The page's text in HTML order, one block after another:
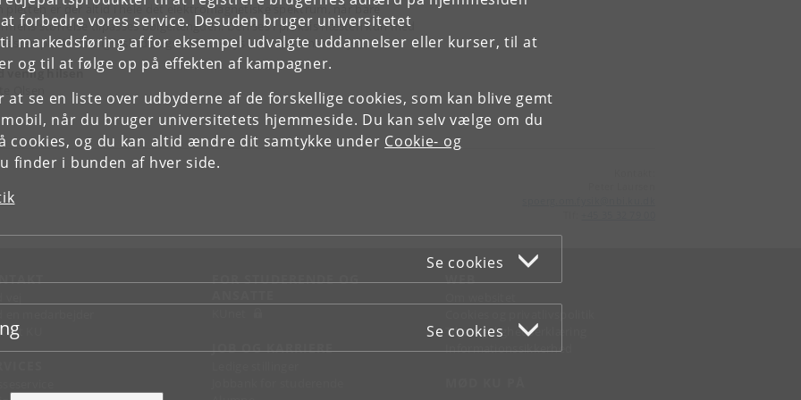
forbedre vores service. Desuden bruger universitetet
markedsføring af for eksempel udvalgte uddannelser eller kurser, til at
og til at følge op på effekten af kampagner.
at se en liste over udbyderne af de forskellige cookies, som kan blive gemt
når du bruger universitetets hjemmeside. Du kan selv vælge om du
cookies, og du kan altid ændre dit samtykke under Cookie- og
finder i bunden af hver side.
Se cookies
Se cookies
pletten er der altid i hele det elektromagnetiske spektrum, når bare
størrelse tilpasses bølgelængden. Den ses i praksis næsten kun med
punktformig lyskilde og ensfarvet lys (monokromatisk lys).
venlig hilsen
Olsen
KU
FOR STUDERENDE OG
JOB OG KARRIERE
WEB
Tilgængelighedserklæring
Informationssikkerhed